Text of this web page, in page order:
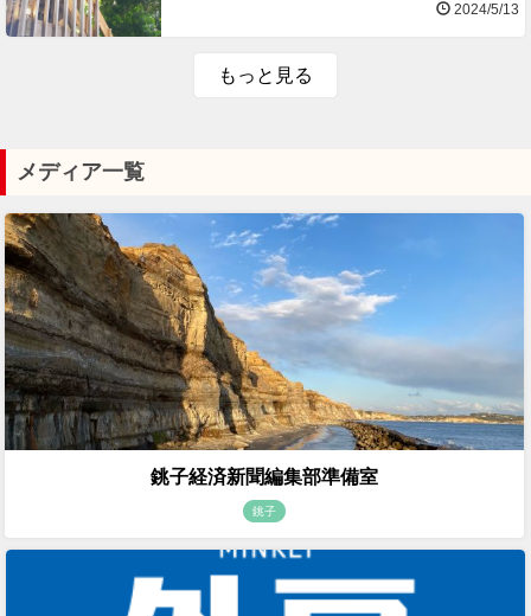
2024/5/13
もっと見る
メディア一覧
銚子経済新聞編集部準備室
銚子